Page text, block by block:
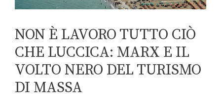
NON È LAVORO TUTTO CIÒ
CHE LUCCICA: MARX E IL
VOLTO NERO DEL TURISMO
DI MASSA